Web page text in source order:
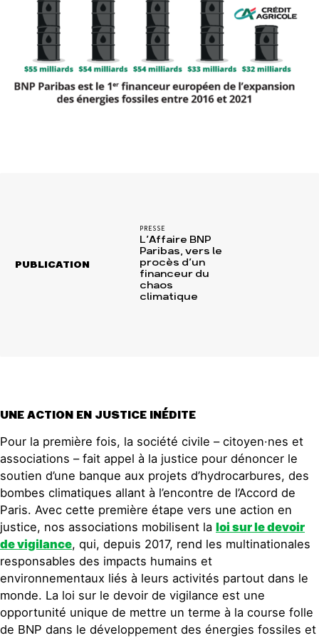
PUBLICATION
PRESSE
L’Affaire BNP
Paribas, vers le
procès d’un
financeur du
chaos
climatique
UNE ACTION EN JUSTICE INÉDITE
Pour la première fois, la société civile – citoyen·nes et
associations – fait appel à la justice pour dénoncer le
soutien d’une banque aux projets d’hydrocarbures, des
bombes climatiques allant à l’encontre de l’Accord de
Paris. Avec cette première étape vers une action en
justice, nos associations mobilisent la loi sur le devoir
de vigilance, qui, depuis 2017, rend les multinationales
responsables des impacts humains et
environnementaux liés à leurs activités partout dans le
monde. La loi sur le devoir de vigilance est une
opportunité unique de mettre un terme à la course folle
de BNP dans le développement des énergies fossiles et